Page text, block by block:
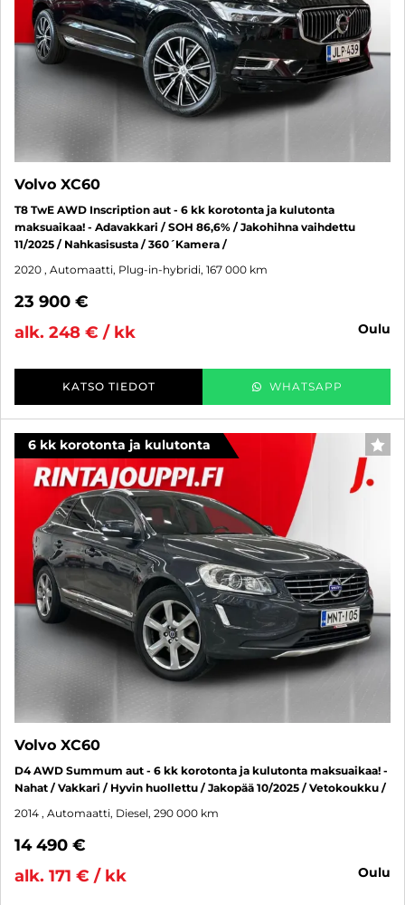
Volvo XC60
T8 TwE AWD Inscription aut - 6 kk korotonta ja kulutonta
maksuaikaa! - Adavakkari / SOH 86,6% / Jakohihna vaihdettu
11/2025 / Nahkasisusta / 360´Kamera /
2020 , Automaatti, Plug-in-hybridi, 167 000 km
23 900 €
alk. 248 € / kk
oulu
KATSO TIEDOT WHATSAPP
6 kk korotonta ja kulutonta
Volvo XC60
D4 AWD Summum aut - 6 kk korotonta ja kulutonta maksuaikaa! -
Nahat / Vakkari / Hyvin huollettu / Jakopää 10/2025 / Vetokoukku /
2014 , Automaatti, Diesel, 290 000 km
14 490 €
alk. 171 € / kk
oulu